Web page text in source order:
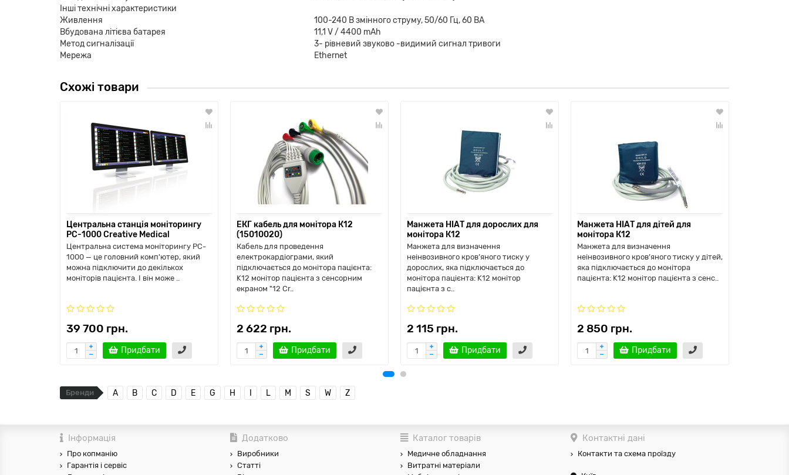
Інші технічні характеристики
Живлення
100-240 В змінного струму, 50/60 Гц, 60 ВА
Вбудована літієва батарея
11,1 V / 4400 mAh
Метод сигналізації
3- рівневий звуково -видимий сигнал тривоги
Мережа
Ethernet
Схожі товари
Центральна станція моніторингу
PC-1000 Creative Medical
Центральна система моніторингу PC-
1000 — це головний комп'ютер, який
можна підключити до декількох
моніторів пацієнта. І він може ..
39 700 грн.
Придбати
ЕКГ кабель для монітора К12
(15010020)
Кабель для проведення
електрокардіограми, який
підключається до монітора пацієнта:
K12 монітор пацієнта з сенсорним
екраном "12 Cr..
2 622 грн.
Придбати
Манжета НІАТ для дорослих для
монітора К12
Манжета для визначення
неінвозивного кров’яного тиску у
дорослих, яка підключається до
монітора пацієнта: K12 монітор
пацієнта з с..
2 115 грн.
Придбати
Манжета НІАТ для дітей для
монітора К12
Манжета для визначення
неінвозивного кров’яного тиску у дітей,
яка підключається до монітора
пацієнта: K12 монітор пацієнта з сенс..
2 850 грн.
Придбати
Бренди A B C D E G H L M S W Z
Інформація
Про копманію
Гарантія і сервіс
Додатково
Виробники
Статті
Каталог товарів
Медичне обладнання
Витратні матеріали
Контактні дані
Контакти та схема проїзду